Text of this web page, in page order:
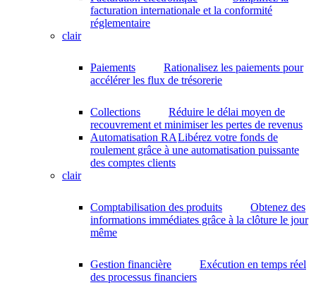
facturation internationale et la conformité
réglementaire
clair
Paiements
Rationalisez les paiements pour
accélérer les flux de trésorerie
Collections
Réduire le délai moyen de
recouvrement et minimiser les pertes de revenus
Automatisation RALibérez votre fonds de
roulement grâce à une automatisation puissante
des comptes clients
clair
Comptabilisation des produits
Obtenez des
informations immédiates grâce à la clôture le jour
même
Gestion financière
Exécution en temps réel
des processus financiers